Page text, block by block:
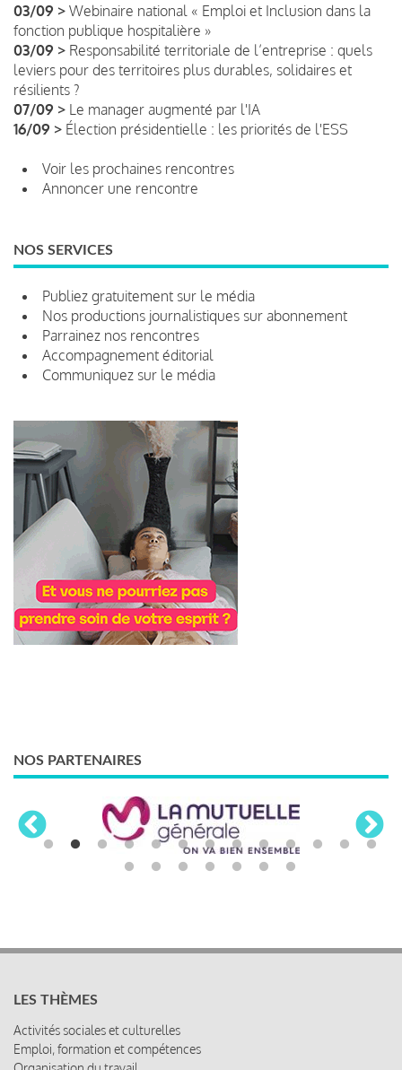
03/09 > Webinaire national « Emploi et Inclusion dans la
fonction publique hospitalière »
03/09 > Responsabilité territoriale de l’entreprise : quels
leviers pour des territoires plus durables, solidaires et
résilients ?
07/09 > Le manager augmenté par l'IA
16/09 > Élection présidentielle : les priorités de l'ESS
Voir les prochaines rencontres
Annoncer une rencontre
NOS SERVICES
Publiez gratuitement sur le média
Nos productions journalistiques sur abonnement
Parrainez nos rencontres
Accompagnement éditorial
Communiquez sur le média
NOS PARTENAIRES
LES THÈMES
Activités sociales et culturelles
Emploi, formation et compétences